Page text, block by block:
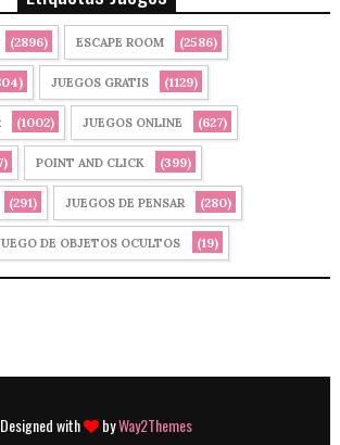
(2896) ESCAPE ROOM (2586)
JUEGOS GRATIS (1129)
(1002) JUEGOS ONLINE (627)
POINT AND CLICK (399)
(291) JUEGOS DE PENSAR (280)
DE OBJETOS OCULTOS (19)
Designed with byWay2Themes